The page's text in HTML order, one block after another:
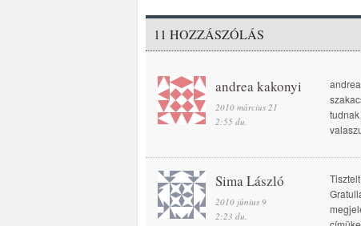
11 HOZZÁSZÓLÁS
andrea kakonyi
2010 március 21
2:55 du.
Sima László
2010 június 9
2:23 du.